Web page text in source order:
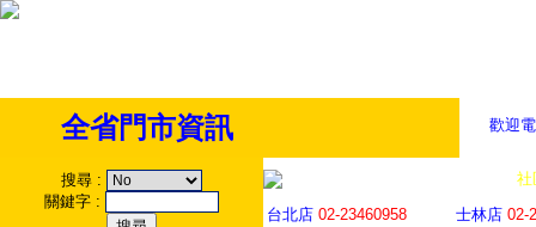
歡迎
全省門市資訊
搜尋 :
關鍵字 :
社
台北店 02-23460958 士林店 02-